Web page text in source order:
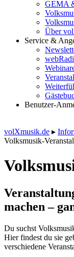
GEMA
Über
Service &
Benutzer-
volXmusik.de ▸
Volksmusik-
machen –
Du suchst
Hier findest du sie
verschiedene